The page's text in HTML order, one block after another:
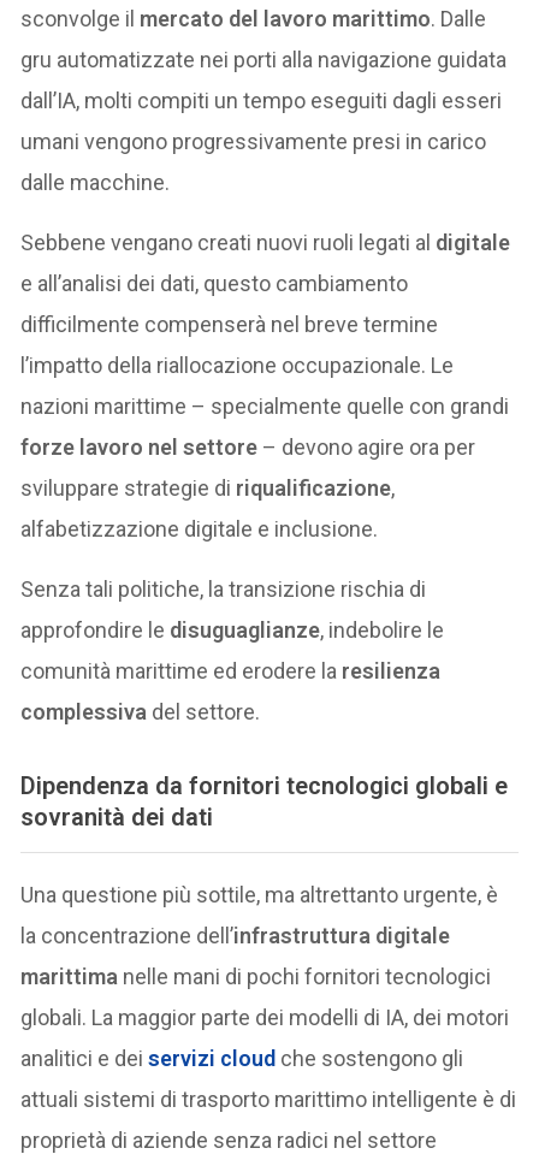
sconvolge il mercato del lavoro marittimo. Dalle
gru automatizzate nei porti alla navigazione guidata
dall’IA, molti compiti un tempo eseguiti dagli esseri
umani vengono progressivamente presi in carico
dalle macchine.
Sebbene vengano creati nuovi ruoli legati al digitale
e all’analisi dei dati, questo cambiamento
difficilmente compenserà nel breve termine
l’impatto della riallocazione occupazionale. Le
nazioni marittime – specialmente quelle con grandi
forze lavoro nel settore – devono agire ora per
sviluppare strategie di riqualificazione,
alfabetizzazione digitale e inclusione.
Senza tali politiche, la transizione rischia di
approfondire le disuguaglianze, indebolire le
comunità marittime ed erodere la resilienza
complessiva del settore.
Dipendenza da fornitori tecnologici globali e
sovranità dei dati
Una questione più sottile, ma altrettanto urgente, è
la concentrazione dell’infrastruttura digitale
marittima nelle mani di pochi fornitori tecnologici
globali. La maggior parte dei modelli di IA, dei motori
analitici e deiservizi cloud che sostengono gli
attuali sistemi di trasporto marittimo intelligente è di
proprietà di aziende senza radici nel settore